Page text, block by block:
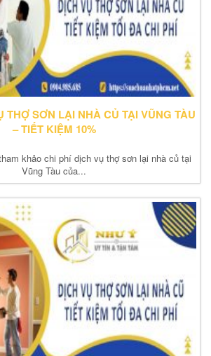
THỢ SƠN LẠI NHÀ CỦ TẠI VŨNG TÀU
– TIẾT KIỆM 10%
khảo chi phí dịch vụ thợ sơn lại nhà củ tại
Vũng Tàu của...